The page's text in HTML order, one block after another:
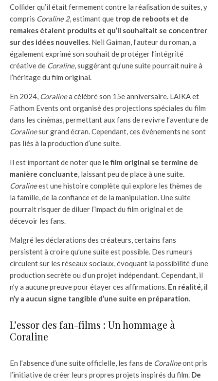
Collider qu’il était fermement contre la réalisation de suites, y
compris Coraline 2, estimant que trop de reboots et de
remakes étaient produits et qu’il souhaitait se concentrer
sur des idées nouvelles. Neil Gaiman, l’auteur du roman, a
également exprimé son souhait de protéger l’intégrité
créative de Coraline, suggérant qu’une suite pourrait nuire à
l’héritage du film original.
En 2024, Coralinea célébré son 15e anniversaire. LAIKA et
Fathom Events ont organisé des projections spéciales du film
dans les cinémas, permettant aux fans de revivre l’aventure de
Coralinesur grand écran. Cependant, ces événements ne sont
pas liés à la production d’une suite.
Il est important de noter que le film original se termine de
manière concluante, laissant peu de place à une suite.
Coralineest une histoire complète qui explore les thèmes de
la famille, de la confiance et de la manipulation. Une suite
pourrait risquer de diluer l’impact du film original et de
décevoir les fans.
Malgré les déclarations des créateurs, certains fans
persistent à croire qu’une suite est possible. Des rumeurs
circulent sur les réseaux sociaux, évoquant la possibilité d’une
production secrète ou d’un projet indépendant. Cependant, il
n’y a aucune preuve pour étayer ces affirmations. En réalité, il
n’y a aucun signe tangible d’une suite en préparation.
L’essor des fan-films : Un hommage à
Coraline
En l’absence d’une suite officielle, les fans de Coralineont pris
l’initiative de créer leurs propres projets inspirés du film. De